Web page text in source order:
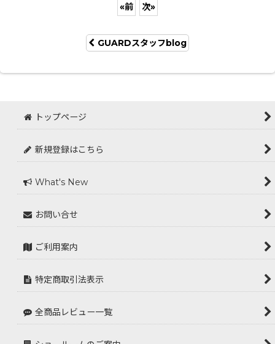
«前 次»
GUARDスタッフblog
トップページ
新規登録はこちら
What's New
お問い合せ
ご利用案内
特定商取引法表示
全商品レビュー一覧